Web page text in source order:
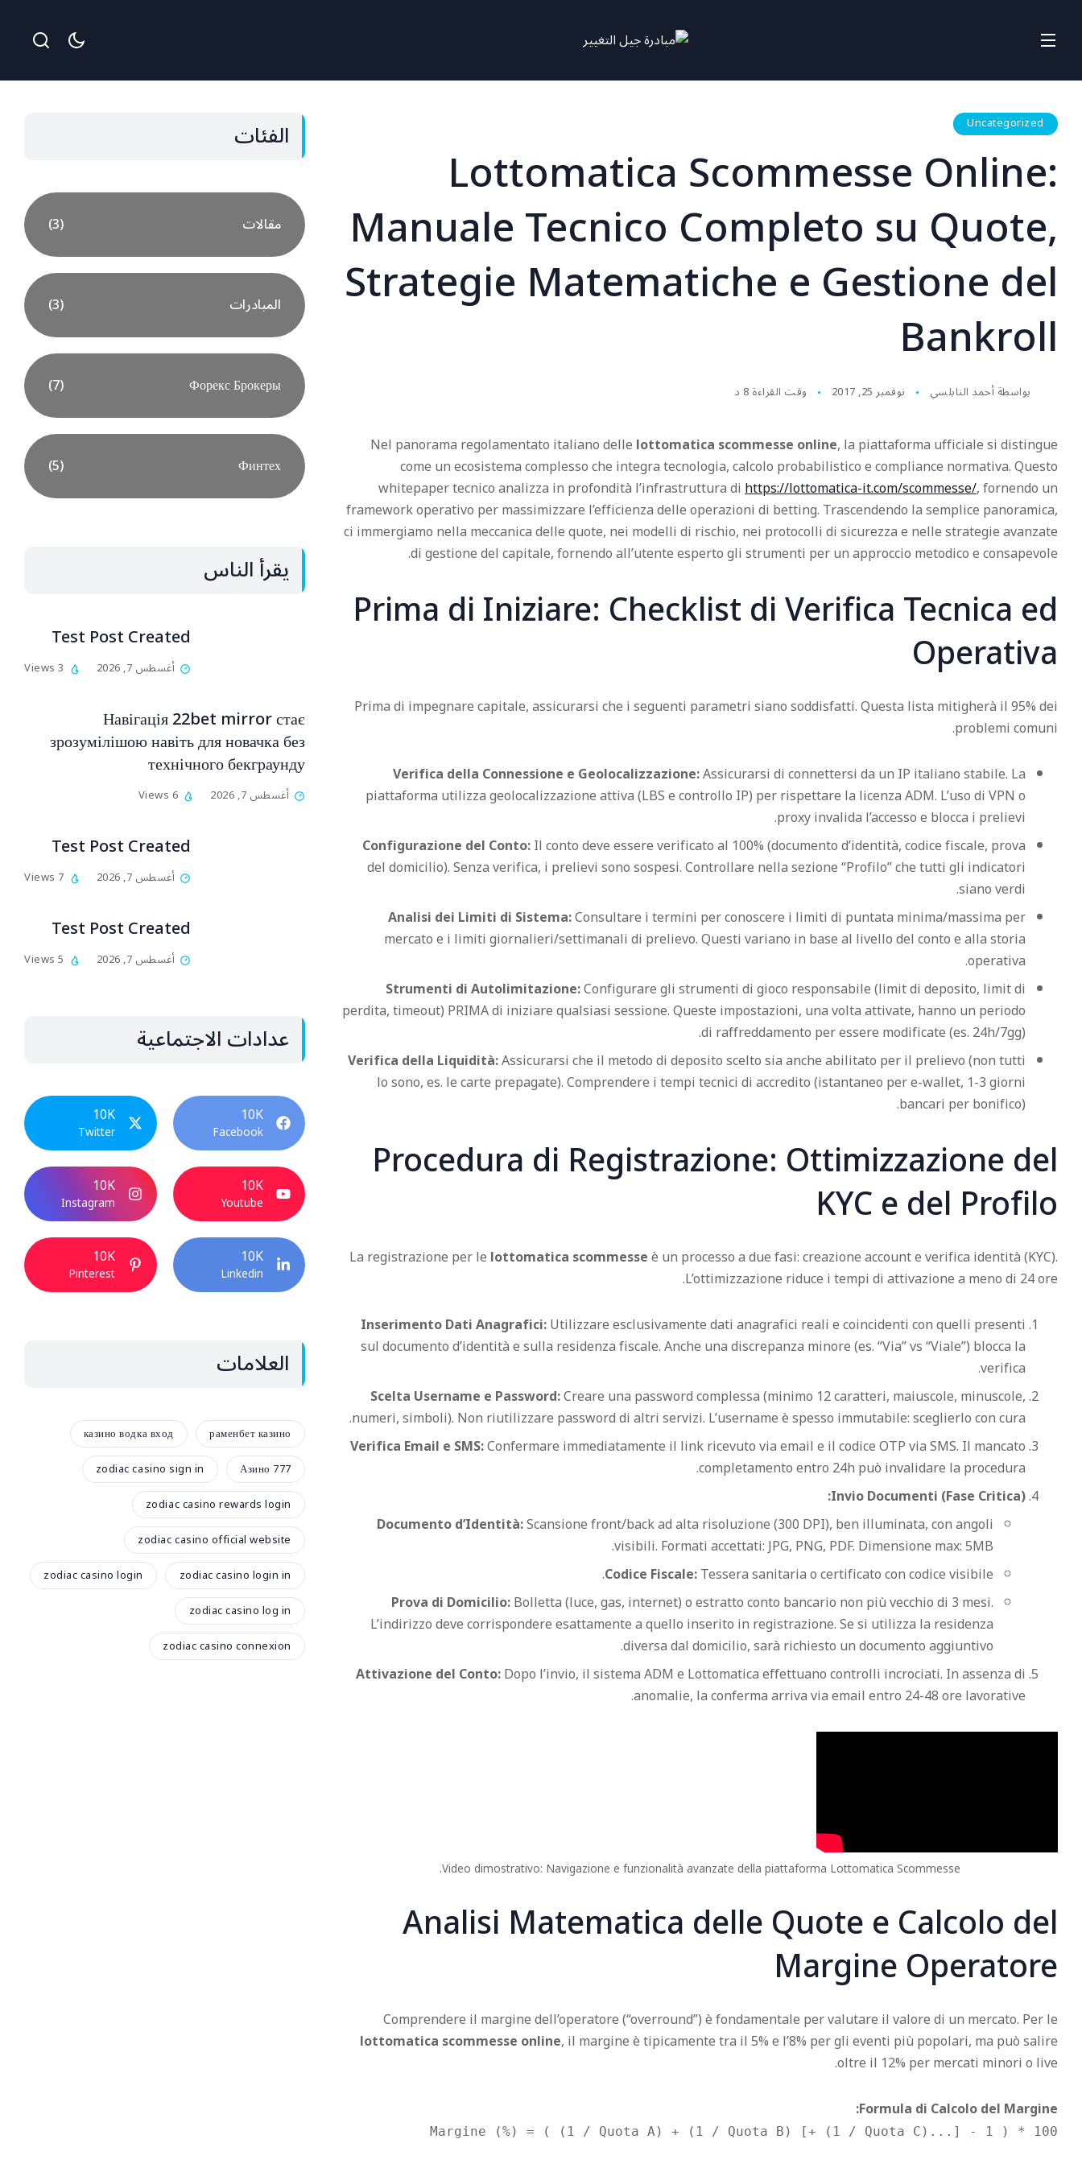
Uncategorized
Lottomatica Scommesse Online:
Manuale Tecnico Completo su Quote,
Strategie Matematiche e Gestione del
Bankroll
بواسطةأحمد النابلسي نوفمبر 25, 2017 وقت القراءة 8 د
Nel panorama regolamentato italiano dellelottomatica scommesse online, la piattaforma ufficiale si distingue
come un ecosistema complesso che integra tecnologia, calcolo probabilistico e compliance normativa. Questo
whitepaper tecnico analizza in profondità l’infrastruttura dihttps://lottomatica-it.com/scommesse/, fornendo un
framework operativo per massimizzare l’efficienza delle operazioni di betting. Trascendendo la semplice panoramica,
ci immergiamo nella meccanica delle quote, nei modelli di rischio, nei protocolli di sicurezza e nelle strategie avanzate
di gestione del capitale, fornendo all’utente esperto gli strumenti per un approccio metodico e consapevole.
Prima di Iniziare: Checklist di Verifica Tecnica ed
Operativa
Prima di impegnare capitale, assicurarsi che i seguenti parametri siano soddisfatti. Questa lista mitigherà il 95% dei
problemi comuni.
Verifica della Connessione e Geolocalizzazione:Assicurarsi di connettersi da un IP italiano stabile. La
piattaforma utilizza geolocalizzazione attiva (LBS e controllo IP) per rispettare la licenza ADM. L’uso di VPN o
proxy invalida l’accesso e blocca i prelievi.
Configurazione del Conto:Il conto deve essere verificato al 100% (documento d’identità, codice fiscale, prova
del domicilio). Senza verifica, i prelievi sono sospesi. Controllare nella sezione “Profilo” che tutti gli indicatori
siano verdi.
Analisi dei Limiti di Sistema:Consultare i termini per conoscere i limiti di puntata minima/massima per
mercato e i limiti giornalieri/settimanali di prelievo. Questi variano in base al livello del conto e alla storia
operativa.
Strumenti di Autolimitazione:Configurare gli strumenti di gioco responsabile (limit di deposito, limit di
perdita, timeout) PRIMA di iniziare qualsiasi sessione. Queste impostazioni, una volta attivate, hanno un periodo
di raffreddamento per essere modificate (es. 24h/7gg).
Verifica della Liquidità:Assicurarsi che il metodo di deposito scelto sia anche abilitato per il prelievo (non tutti
lo sono, es. le carte prepagate). Comprendere i tempi tecnici di accredito (istantaneo per e-wallet, 1-3 giorni
bancari per bonifico).
Procedura di Registrazione: Ottimizzazione del
KYC e del Profilo
La registrazione per lelottomatica scommesseè un processo a due fasi: creazione account e verifica identità (KYC).
L’ottimizzazione riduce i tempi di attivazione a meno di 24 ore.
Inserimento Dati Anagrafici:Utilizzare esclusivamente dati anagrafici reali e coincidenti con quelli presenti
sul documento d’identità e sulla residenza fiscale. Anche una discrepanza minore (es. “Via” vs “Viale”) blocca la
verifica.
Scelta Username e Password:Creare una password complessa (minimo 12 caratteri, maiuscole, minuscole,
numeri, simboli). Non riutilizzare password di altri servizi. L’username è spesso immutabile: sceglierlo con cura.
Verifica Email e SMS:Confermare immediatamente il link ricevuto via email e il codice OTP via SMS. Il mancato
completamento entro 24h può invalidare la procedura.
Invio Documenti (Fase Critica):
Documento d’Identità:Scansione front/back ad alta risoluzione (300 DPI), ben illuminata, con angoli
visibili. Formati accettati: JPG, PNG, PDF. Dimensione max: 5MB.
Codice Fiscale:Tessera sanitaria o certificato con codice visibile.
Prova di Domicilio:Bolletta (luce, gas, internet) o estratto conto bancario non più vecchio di 3 mesi.
L’indirizzo deve corrispondere esattamente a quello inserito in registrazione. Se si utilizza la residenza
diversa dal domicilio, sarà richiesto un documento aggiuntivo.
Attivazione del Conto:Dopo l’invio, il sistema ADM e Lottomatica effettuano controlli incrociati. In assenza di
anomalie, la conferma arriva via email entro 24-48 ore lavorative.
Video dimostrativo: Navigazione e funzionalità avanzate della piattaforma Lottomatica Scommesse.
Analisi Matematica delle Quote e Calcolo del
Margine Operatore
Comprendere il margine dell’operatore (“overround”) è fondamentale per valutare il valore di un mercato. Per le
lottomatica scommesse online, il margine è tipicamente tra il 5% e l’8% per gli eventi più popolari, ma può salire
oltre il 12% per mercati minori o live.
Formula di Calcolo del Margine:
Margine (%) = ( (1 / Quota A) + (1 / Quota B) [+ (1 / Quota C)...] - 1 ) * 100
الفئات
مقالات (3)
المبادرات (3)
Форекс Брокеры
(7)
Финтех
(5)
يقرأ الناس
Test Post Created
أغسطس 7, 2026 3 Views
Навігація 22bet mirror стає
зрозумілішою навіть для новачка без
технічного бекграунду
أغسطس 7, 2026 6 Views
Test Post Created
أغسطس 7, 2026 7 Views
Test Post Created
أغسطس 7, 2026 5 Views
عدادات الاجتماعية
10K
Facebook
10K
Twitter
10K
Youtube
10K
Instagram
10K
Linkedin
10K
Pinterest
العلامات
раменбет казино
казино водка вход
Азино 777
zodiac casino sign in
zodiac casino rewards login
zodiac casino official website
zodiac casino login in
zodiac casino login
zodiac casino log in
zodiac casino connexion